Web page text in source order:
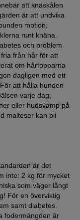
att knäskålen
är att undvika
motion,
runt knäna.
och problem
från hår för att
om hårtopparna
dagligen med ett
att hålla hunden
varje dag,
eller hudsvamp på
malteser kan bli
är det
inte: 2 kg för mycket
som väger långt
För en överviktig
samt diabetes.
fodermängden är